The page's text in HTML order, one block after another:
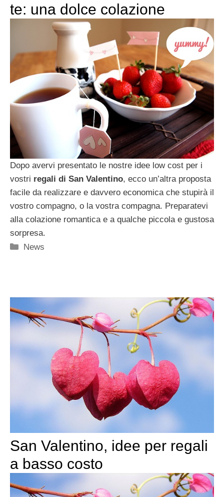
te: una dolce colazione
Dopo avervi presentato le nostre idee low cost per i
vostri regali di San Valentino, ecco un’altra proposta
facile da realizzare e davvero economica che stupirà il
vostro compagno, o la vostra compagna. Preparatevi
alla colazione romantica e a qualche piccola e gustosa
sorpresa.
Categorie
News
San Valentino, idee per regali
a basso costo